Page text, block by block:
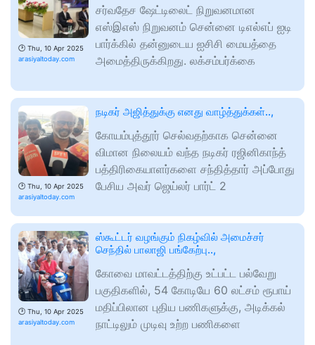
🕑 Thu, 10 Apr 2025
arasiyaltoday.com
சர்வதேச ஷேட்டிலைட் நிறுவனமான
எஸ்இஎஸ் நிறுவனம் சென்னை டிஎல்எப் ஐடி
பார்க்கில் தன்னுடைய ஐசிசி மையத்தை
அமைத்திருக்கிறது. லக்சம்பர்க்கை
🕑 Thu, 10 Apr 2025
arasiyaltoday.com
நடிகர் அஜித்துக்கு எனது வாழ்த்துக்கள்..,
கோயம்புத்தூர் செல்வதற்காக சென்னை
விமான நிலையம் வந்த நடிகர் ரஜினிகாந்த்
பத்திரிகையாளர்களை சந்தித்தார் அப்போது
பேசிய அவர் ஜெய்லர் பார்ட் 2
🕑 Thu, 10 Apr 2025
arasiyaltoday.com
ஸ்கூட்டர் வழங்கும் நிகழ்வில் அமைச்சர்
செந்தில் பாலாஜி பங்கேற்பு..,
கோவை மாவட்டத்திற்கு உட்பட்ட பல்வேறு
பகுதிகளில், 54 கோடியே 60 லட்சம் ரூபாய்
மதிப்பிலான புதிய பணிகளுக்கு, அடிக்கல்
நாட்டிலும் முடிவு உற்ற பணிகளை